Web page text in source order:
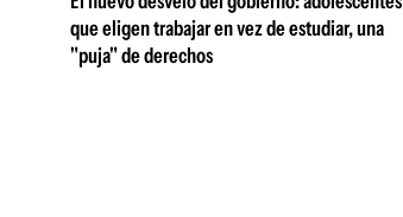
que eligen trabajar en vez de estudiar, una
"puja" de derechos